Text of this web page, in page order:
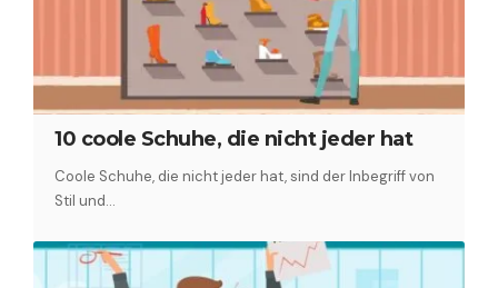
10 coole Schuhe, die nicht jeder hat
Coole Schuhe, die nicht jeder hat, sind der Inbegriff von
Stil und…